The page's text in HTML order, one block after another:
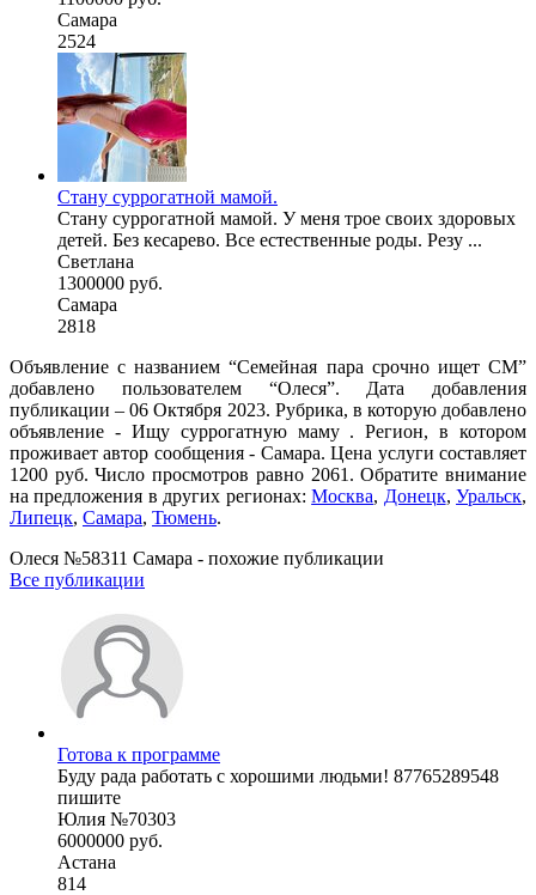
Самара
2524
Стану суррогатной мамой.
Стану суррогатной мамой. У меня трое своих здоровых
детей. Без кесарево. Все естественные роды. Резу ...
Светлана
1300000 руб.
Самара
2818
Объявление с названием “Семейная пара срочно ищет СМ”
добавлено пользователем “Олеся”. Дата добавления
публикации – 06 Октября 2023. Рубрика, в которую добавлено
объявление - Ищу суррогатную маму . Регион, в котором
проживает автор сообщения - Самара. Цена услуги составляет
1200 руб. Число просмотров равно 2061. Обратите внимание
на предложения в других регионах:Москва, Донецк,Уральск,
Липецк, Самара, Тюмень.
Олеся №58311 Самара - похожие публикации
Все публикации
Готова к программе
Буду рада работать с хорошими людьми! 87765289548
пишите
Юлия №70303
6000000 руб.
Астана
814